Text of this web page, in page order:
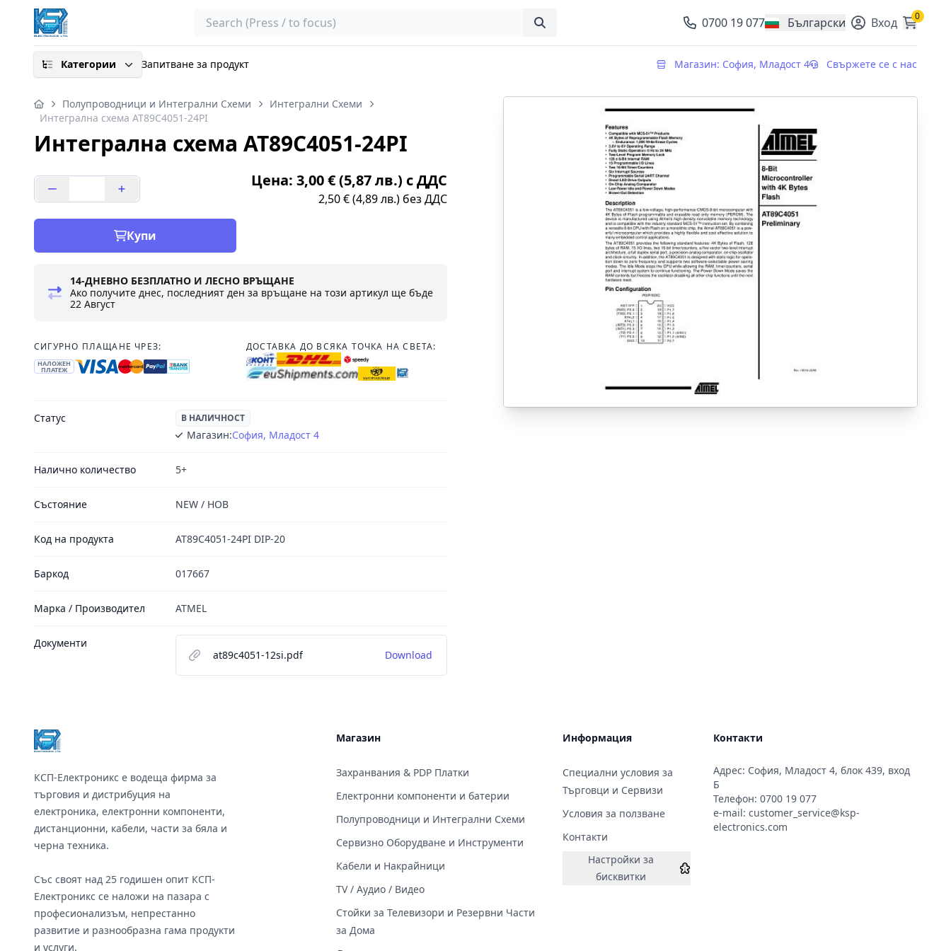
Search 0700 19 077 Български
, change currency Вход 0
Категории Запитване за продукт Магазин: София, Младост 4 Свържете се с нас
Полупроводници и Интегрални Схеми
Интегрални Схеми
Интегрална схема AT89C4051-24PI
Интегрална схема AT89C4051-24PI
Цена: 3,00 € (5,87 лв.) с ДДС
2,50 € (4,89 лв.) без ДДС
Купи
14-ДНЕВНО БЕЗПЛАТНО И ЛЕСНО ВРЪЩАНЕ
Ако получите днес, последният ден за връщане на този артикул ще бъде
22 Август
СИГУРНО ПЛАЩАНЕ ЧРЕЗ:
НАЛОЖЕН
ПЛАТЕЖ
ДОСТАВКА ДО ВСЯКА ТОЧКА НА СВЕТА:
Статус В НАЛИЧНОСТ
Магазин:София, Младост 4
Налично количество 5+
Състояние NEW / НОВ
Код на продукта AT89C4051-24PI DIP-20
Баркод 017667
Марка / Производител ATMEL
Документи
at89c4051-12si.pdf
Download
КСП-Електроникс е водеща фирма за
търговия и дистрибуция на
електроника, електронни компоненти,
дистанционни, кабели, части за бяла и
черна техника.
Със своят над 25 годишен опит КСП-
Електроникс се наложи на пазара с
професионализъм, непрестанно
развитие и разнообразна гама продукти
и услуги.
Магазин
Захранвания & PDP Платки
Електронни компоненти и батерии
Полупроводници и Интегрални Схеми
Сервизно Оборудване и Инструменти
Кабели и Накрайници
TV / Аудио / Видео
Стойки за Телевизори и Резервни Части
за Дома
Информация
Специални условия за
Търговци и Сервизи
Условия за ползване
Контакти
Настройки за
бисквитки
Контакти
Адрес: София, Младост 4, блок 439, вход
Б
Телефон: 0700 19 077
e-mail: customer_service@ksp-
electronics.com